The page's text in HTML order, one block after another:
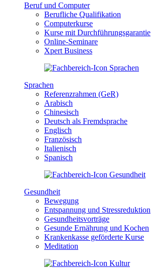
Beruf und Computer
Berufliche Qualifikation
Computerkurse
Kurse mit Durchführungsgarantie
Online-Seminare
Xpert Business
Sprachen
Referenzrahmen (GeR)
Arabisch
Chinesisch
Deutsch als Fremdsprache
Englisch
Französisch
Italienisch
Spanisch
Gesundheit
Bewegung
Entspannung und Stressreduktion
Gesundheitsvorträge
Gesunde Ernährung und Kochen
Krankenkasse geförderte Kurse
Meditation